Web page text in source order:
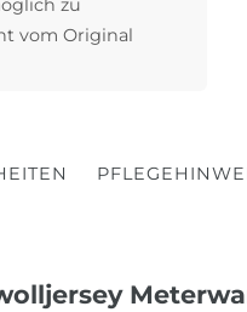
zu
vom Original